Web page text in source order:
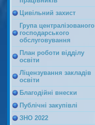
Цивільний захист
Група централізованого
господарського
обслуговування
План роботи відділу
освіти
Ліцензування закладів
освіти
Благодійні внески
Публічні закупівлі
ЗНО 2022